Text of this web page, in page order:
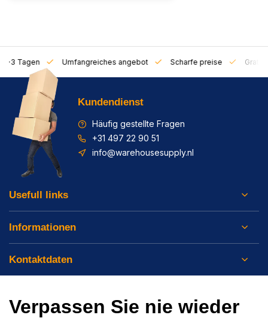
1-3 Tagen Umfangreiches angebot Scharfe preise Gratis
Kundendienst
Häufig gestellte Fragen
+31 497 22 90 51
info@warehousesupply.nl
Usefull links
Informationen
Kontaktdaten
Verpassen Sie nie wieder